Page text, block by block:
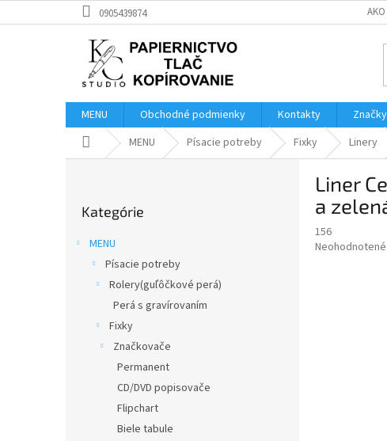
na
0905439874
MENU Obchodné podmienky Kontakty
Značky
DomovMENU Písacie potreby Fixky Linery
kategórie
Kategórie
MENU
Písacie potreby
Rolery(guľôčkové perá)
Perá s gravírovaním
Fixky
Značkovače
Permanent
CD/DVD popisovače
Flipchart
Biele tabule
Liner
a
156
Priemerné
Neohodnotené